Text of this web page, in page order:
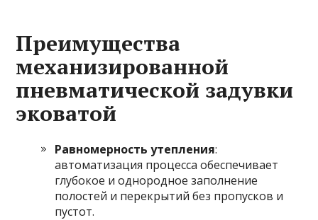
Преимущества
механизированной
пневматической задувки
эковатой
Равномерность утепления:
автоматизация процесса обеспечивает
глубокое и однородное заполнение
полостей и перекрытий без пропусков и
пустот.